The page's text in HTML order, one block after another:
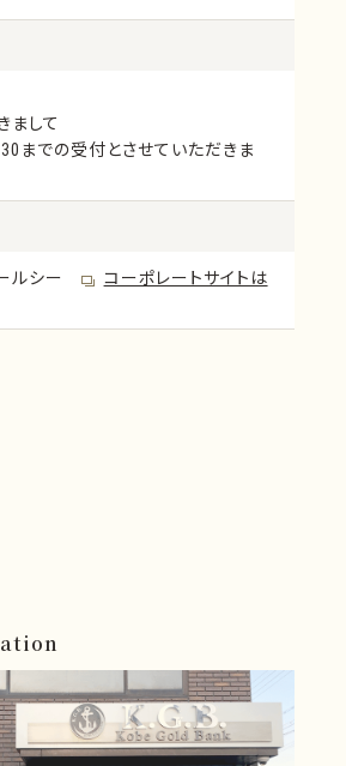
まして
30までの受付とさせていただきま
ルシー
コーポレートサイトは